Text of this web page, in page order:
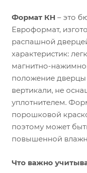
Формат КН – это
Евроформат,
распашной
характеристик:
магнитно-
положение дверцы
вертикали, не
уплотнителем.
порошковой
поэтому может
повышенной
Что важно